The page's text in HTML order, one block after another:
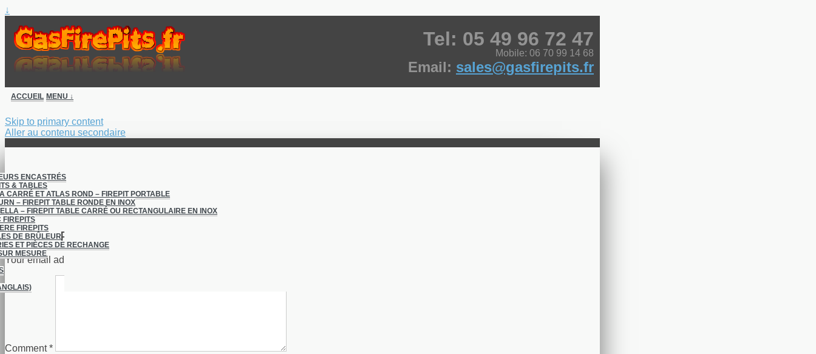
↓
Tel: 05 49 96 72 47
Mobile: 06 70 99 14 68
Email: sales@gasfirepits.fr
ACCUEIL MENU ↓
Skip to primary content
Aller au contenu secondaire
ENCASTRÉS
& TABLES
CARRÉ ET ATLAS ROND – FIREPIT PORTABLE
– FIREPIT TABLE RONDE EN INOX
– FIREPIT TABLE CARRÉ OU RECTANGULAIRE EN INOX
FIREPITS
FIREPITS
DE BRÛLEUR
ET PIÈCES DE RECHANGE
MESURE
Archive
Leave a Reply
Your email address will not be published.
Comment*